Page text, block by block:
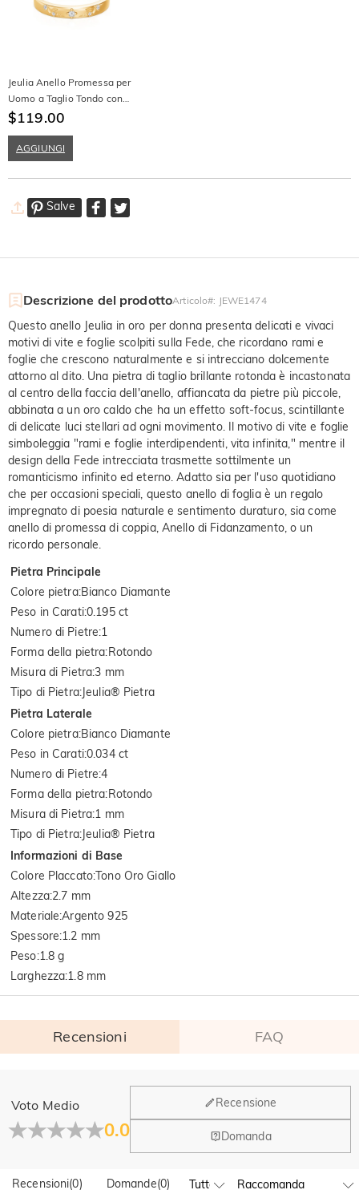
Jeulia Anello Promessa per
Uomo a Taglio Tondo con
Foglia di Vite Dorata Incisa
$119.00
AGGIUNGI
Salve
Descrizione del prodottoArticolo#: JEWE1474
Questo anello Jeulia in oro per donna presenta delicati e vivaci
motivi di vite e foglie scolpiti sulla Fede, che ricordano rami e
foglie che crescono naturalmente e si intrecciano dolcemente
attorno al dito. Una pietra di taglio brillante rotonda è incastonata
al centro della faccia dell'anello, affiancata da pietre più piccole,
abbinata a un oro caldo che ha un effetto soft-focus, scintillante
di delicate luci stellari ad ogni movimento. Il motivo di vite e foglie
simboleggia "rami e foglie interdipendenti, vita infinita," mentre il
design della Fede intrecciata trasmette sottilmente un
romanticismo infinito ed eterno. Adatto sia per l'uso quotidiano
che per occasioni speciali, questo anello di foglia è un regalo
impregnato di poesia naturale e sentimento duraturo, sia come
anello di promessa di coppia, Anello di Fidanzamento, o un
ricordo personale.
Pietra Principale
Colore pietra:Bianco Diamante
Peso in Carati:0.195 ct
Numero di Pietre:1
Forma della pietra:Rotondo
Misura di Pietra:3 mm
Tipo di Pietra:Jeulia® Pietra
Pietra Laterale
Colore pietra:Bianco Diamante
Peso in Carati:0.034 ct
Numero di Pietre:4
Forma della pietra:Rotondo
Misura di Pietra:1 mm
Tipo di Pietra:Jeulia® Pietra
Informazioni di Base
Colore Placcato:Tono Oro Giallo
Altezza:2.7 mm
Materiale:Argento 925
Spessore:1.2 mm
Peso:1.8 g
Larghezza:1.8 mm
Recensioni FAQ
Voto Medio
0.0
Recensione
Domanda
Recensioni(0) Domande(0)
Generale
Dove si trova la tua azienda?
La sede principale è a Los Angeles, in California, mentre il
Kong.
Sì! Attualmente abbiamo un flagship store in Spagna e un